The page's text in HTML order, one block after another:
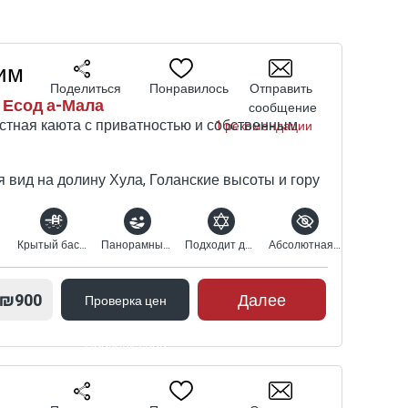
а-Мала
1 рекомендации
каюта с приватностью и собственным
вид на долину Хула, Голанские высоты и гору
Поделиться Понравилось
Отправить
сообщение
Крытый бассейн с подогревом Панорамный вид Подходит для религиозных Абсолютная конфиденциальность
₪900 Проверка цен
Проверка цен
Далее